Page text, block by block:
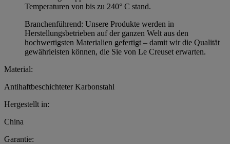
Temperaturen von bis zu 240° C stand.
Branchenführend: Unsere Produkte werden in
Herstellungsbetrieben auf der ganzen Welt aus den
hochwertigsten Materialien gefertigt – damit wir die Qualität
gewährleisten können, die Sie von Le Creuset erwarten.
Material:
Antihaftbeschichteter Karbonstahl
Hergestellt in:
China
Garantie: